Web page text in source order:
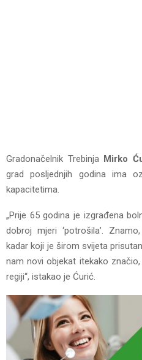
Gradonačelnik Trebinja Mirko
grad posljednjih godina ima
kapacitetima.
„Prije 65 godina je izgrađena
dobroj mjeri ‘potrošila’.
kadar koji je širom svijeta
nam novi objekat itekako
regiji“, istakao je Ćurić.